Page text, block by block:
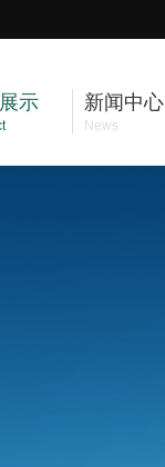
示 新闻中心
News